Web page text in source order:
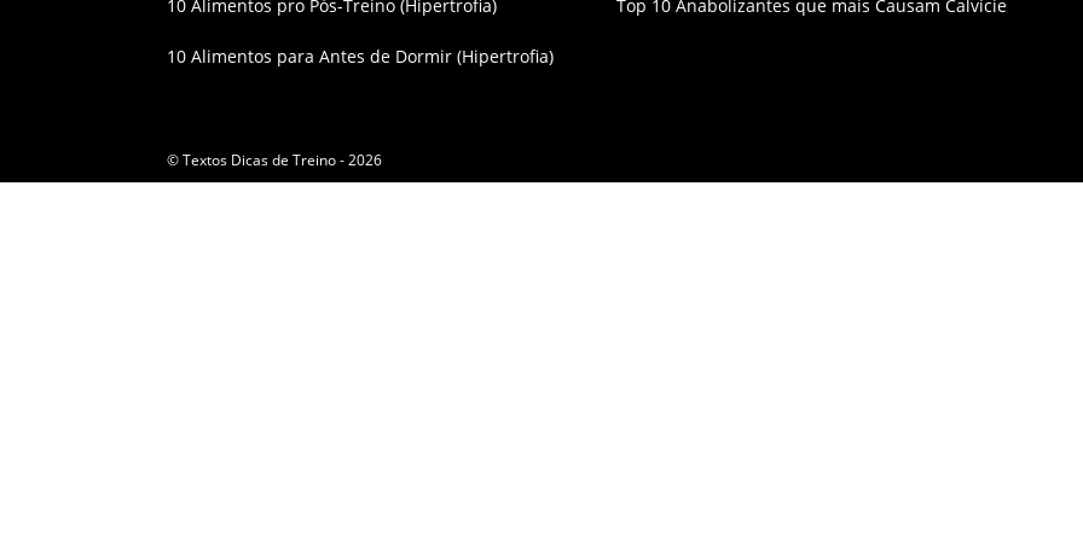
10 Alimentos pro Pós-Treino (Hipertrofia)
10 Alimentos para Antes de Dormir (Hipertrofia)
Top 10 Anabolizantes que mais Causam Calvície
© Textos Dicas de Treino - 2026